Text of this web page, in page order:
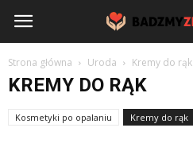
BadzmyZdrowi.pl
Strona główna Uroda Kremy do rąk
KREMY DO RĄK
Kosmetyki po opalaniu Kremy do rąk